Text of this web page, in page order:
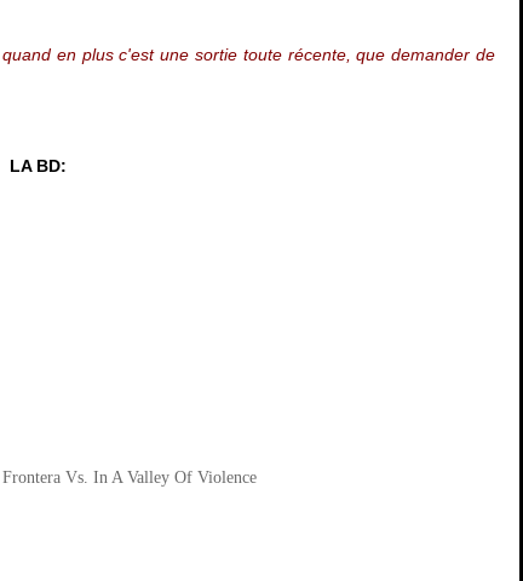
en plus c'est une sortie toute récente, que demander de
LA BD: